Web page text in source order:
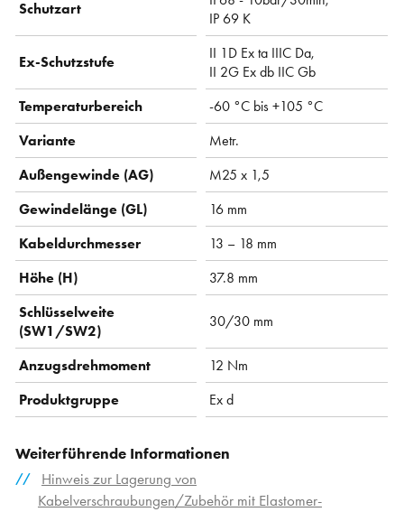
Schutzart
IP 69 K
Ex-Schutzstufe
II 1D Ex ta IIIC Da,
II 2G Ex db IIC Gb
Temperaturbereich
-60 °C bis +105 °C
Variante
Metr.
Außengewinde (AG)
M25 x 1,5
Gewindelänge (GL)
16 mm
Kabeldurchmesser
13 – 18 mm
Höhe (H)
37.8 mm
Schlüsselweite
(SW1/SW2)
30/30 mm
Anzugsdrehmoment
12 Nm
Produktgruppe
Ex d
Weiterführende Informationen
Hinweis zur Lagerung von
Kabelverschraubungen/Zubehör mit Elastomer-